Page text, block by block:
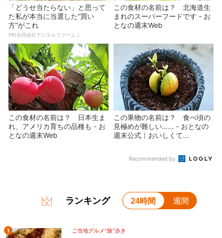
「どうせ当たらない」と思って
た私が本当に当選した“買い
方”がこれ
PR(合同会社デジタルファーム )
この食材の名前は？ 北海道生
まれのスーパーフードです - お
となの週末Web
この食材の名前は？ 日本生ま
れ、アメリカ育ちの品種も - お
となの週末Web
この果物の名前は？ 食べ頃の
見極めが難しい…… - おとなの
週末公式｜おいしくて...
Recommended by
ランキング 24時間 週間
1 ご当地グルメ“旅”歩き